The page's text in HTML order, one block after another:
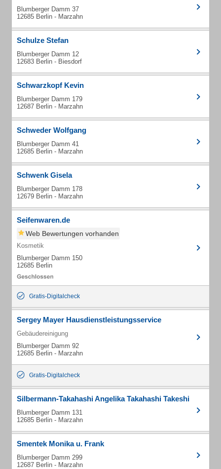
Blumberger Damm 37
12685 Berlin - Marzahn
Schulze Stefan
Blumberger Damm 12
12683 Berlin - Biesdorf
Schwarzkopf Kevin
Blumberger Damm 179
12687 Berlin - Marzahn
Schweder Wolfgang
Blumberger Damm 41
12685 Berlin - Marzahn
Schwenk Gisela
Blumberger Damm 178
12679 Berlin - Marzahn
Seifenwaren.de
Web Bewertungen vorhanden
Kosmetik
Blumberger Damm 150
12685 Berlin
Gratis-Digitalcheck
Sergey Mayer Hausdienstleistungsservice
Gebäudereinigung
Blumberger Damm 92
12685 Berlin - Marzahn
Gratis-Digitalcheck
Silbermann-Takahashi Angelika Takahashi Takeshi
Blumberger Damm 131
12685 Berlin - Marzahn
Smentek Monika u. Frank
Blumberger Damm 299
12687 Berlin - Marzahn